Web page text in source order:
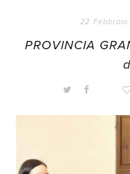
22
PROVINCIA